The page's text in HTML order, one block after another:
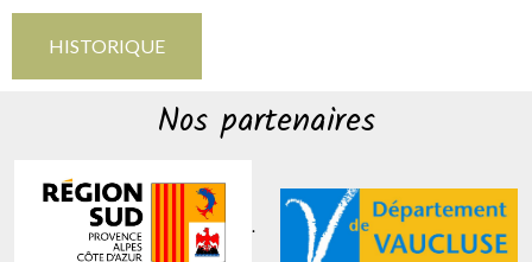
HISTORIQUE
Nos partenaires
.